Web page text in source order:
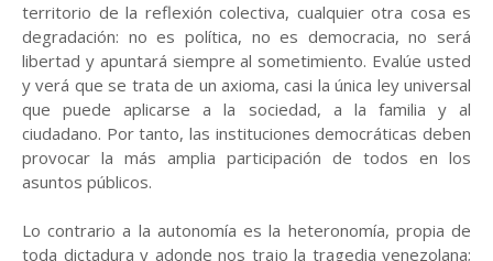
territorio de la reflexión colectiva, cualquier otra cosa es
degradación: no es política, no es democracia, no será
libertad y apuntará siempre al sometimiento. Evalúe usted
y verá que se trata de un axioma, casi la única ley universal
que puede aplicarse a la sociedad, a la familia y al
ciudadano. Por tanto, las instituciones democráticas deben
provocar la más amplia participación de todos en los
asuntos públicos.
Lo contrario a la autonomía es la heteronomía, propia de
toda dictadura y adonde nos trajo la tragedia venezolana;